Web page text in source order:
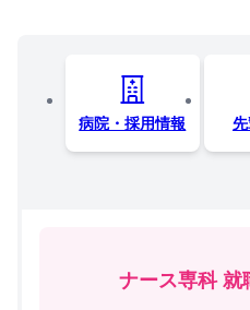
病院・採用情報
ナース専科 就